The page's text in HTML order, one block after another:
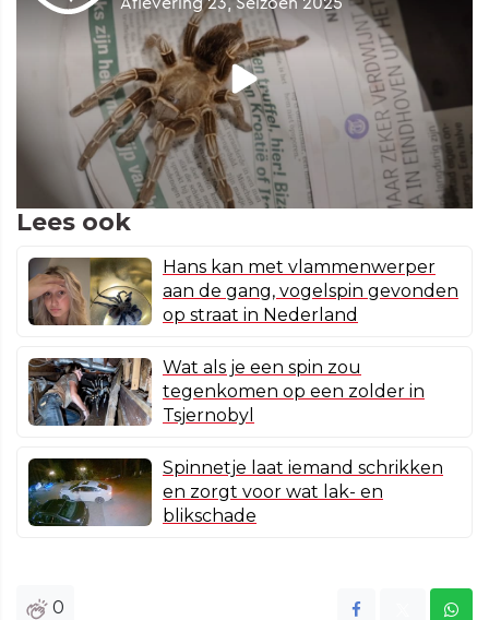
Lees ook
Hans kan met vlammenwerper
aan de gang, vogelspin gevonden
op straat in Nederland
Wat als je een spin zou
tegenkomen op een zolder in
Tsjernobyl
Spinnetje laat iemand schrikken
en zorgt voor wat lak- en
blikschade
0